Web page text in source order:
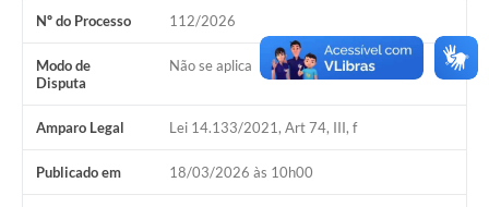
Nº do Processo 112/2026
Modo de
Disputa
Não se aplica
Amparo Legal Lei 14.133/2021, Art 74, III, f
Publicado em 18/03/2026 às 10h00